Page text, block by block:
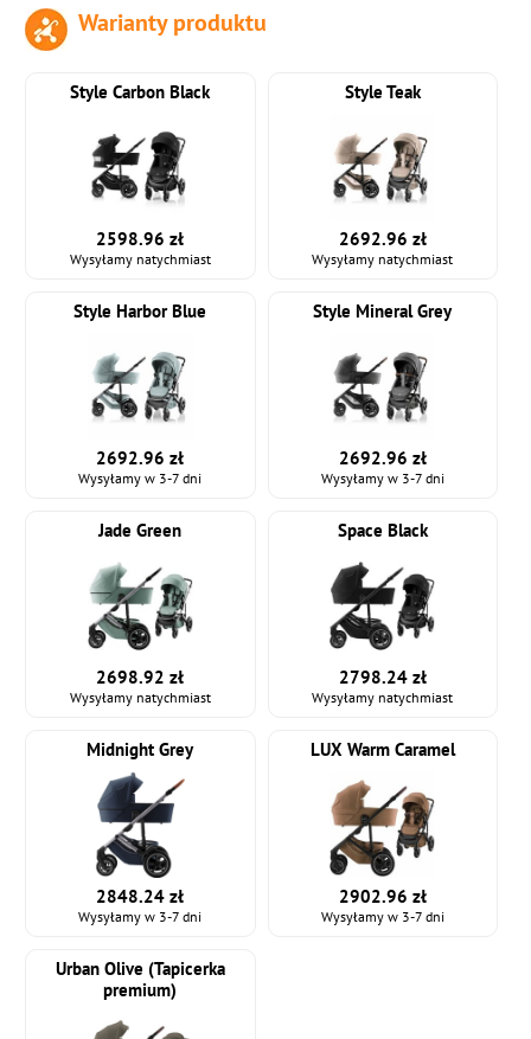
do koszyka
Warianty produktu
Style Carbon Black
2598.96 zł
Wysyłamy natychmiast
Style Teak
2692.96 zł
Wysyłamy natychmiast
Style Harbor Blue
2692.96 zł
Wysyłamy w 3-7 dni
Style Mineral Grey
2692.96 zł
Wysyłamy w 3-7 dni
Jade Green
2698.92 zł
Wysyłamy natychmiast
Space Black
2798.24 zł
Wysyłamy natychmiast
Midnight Grey
2848.24 zł
Wysyłamy w 3-7 dni
LUX Warm Caramel
2902.96 zł
Wysyłamy w 3-7 dni
Urban Olive (Tapicerka
premium)